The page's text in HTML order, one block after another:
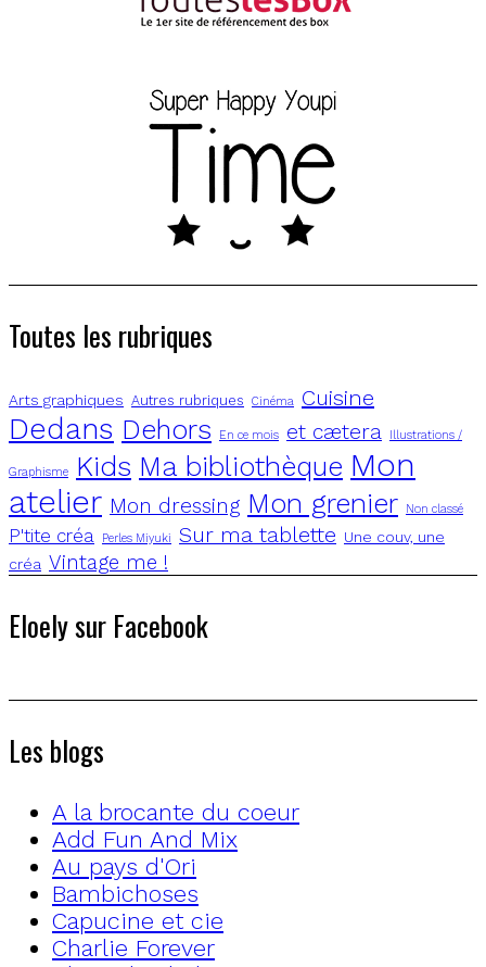
Toutes les rubriques
Arts graphiques Autres rubriques Cinéma Cuisine
Dedans Dehors En ce mois et cætera Illustrations /
Graphisme Kids Ma bibliothèque Mon
atelier Mon dressing Mon grenier Non classé
P'tite créa Perles Miyuki Sur ma tablette Une couv, une
créa Vintage me !
Eloely sur Facebook
Les blogs
A la brocante du coeur
Add Fun And Mix
Au pays d'Ori
Bambichoses
Capucine et cie
Charlie Forever